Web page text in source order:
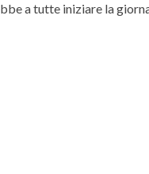
a tutte iniziare la